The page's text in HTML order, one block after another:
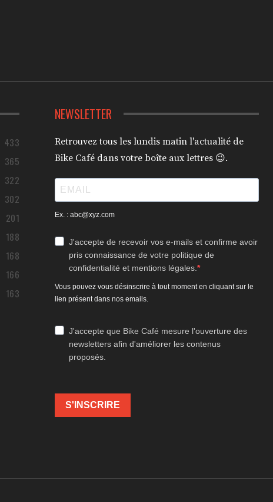
433
365
322
302
201
188
168
166
163
NEWSLETTER
Retrouvez tous les lundis matin l'actualité de
Bike Café dans votre boîte aux lettres 😉.
Ex. : abc@xyz.com
J'accepte de recevoir vos e-mails et confirme avoir
pris connaissance de votre politique de
confidentialité et mentions légales.
Vous pouvez vous désinscrire à tout moment en cliquant sur le
lien présent dans nos emails.
J'accepte que Bike Café mesure l'ouverture des
newsletters afin d'améliorer les contenus
proposés.
S'INSCRIRE